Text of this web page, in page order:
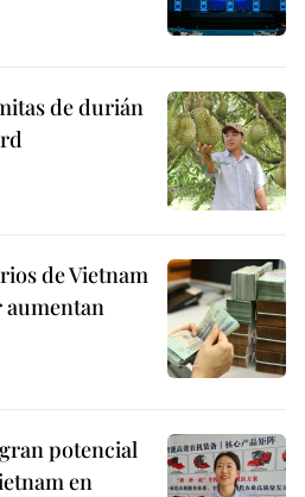
de durián
de Vietnam
potencial
en